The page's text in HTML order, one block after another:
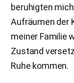
beruhigten
Aufräumen der
meiner Familie
Zustand
Ruhe kommen.